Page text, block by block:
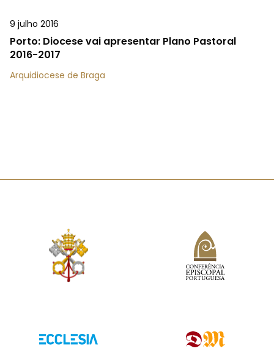
9 julho 2016
Porto: Diocese vai apresentar Plano Pastoral
2016-2017
Arquidiocese de Braga